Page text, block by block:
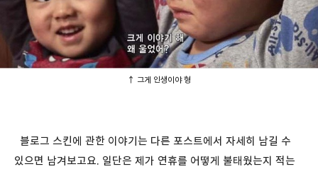
↑ 그게 인생이야 형
블로그 스킨에 관한 이야기는 다른 포스트에서 자세히 남길 수
있으면 남겨보고요. 일단은 제가 연휴를 어떻게 불태웠는지 적는